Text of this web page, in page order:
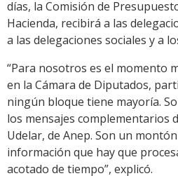
días, la Comisión de
Hacienda, recibirá a las
a las delegaciones sociales y a
“Para nosotros es el momento
en la Cámara de Diputados,
ningún bloque tiene mayoría.
los mensajes complementarios
Udelar, de Anep. Son un
información que hay que
acotado de tiempo”, explicó.